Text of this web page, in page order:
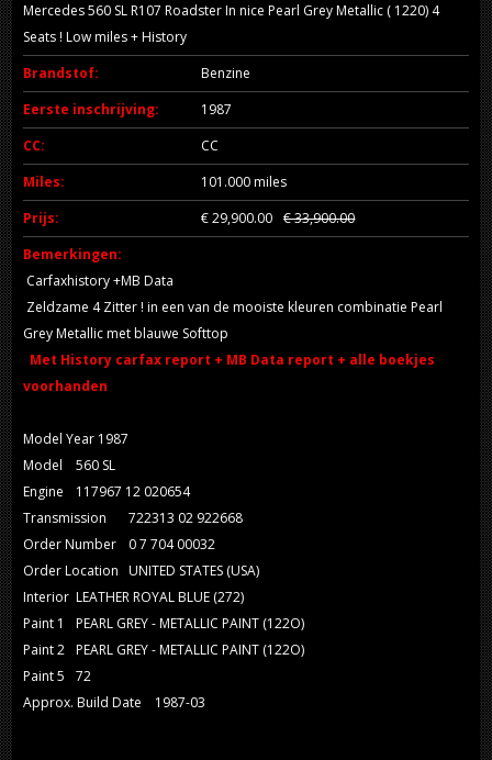
Mercedes 560 SL R107 Roadster In nice Pearl Grey Metallic ( 1220) 4
Seats ! Low miles + History
Brandstof:
Benzine
Eerste inschrijving:
1987
CC:
CC
Miles:
101.000 miles
Prijs:
€ 29,900.00
€ 33,900.00
Bemerkingen:
Carfaxhistory +MB Data
Zeldzame 4 Zitter ! in een van de mooiste kleuren combinatie Pearl
Grey Metallic met blauwe Softtop
Met History carfax report + MB Data report + alle boekjes
voorhanden
Model Year 1987
Model
560 SL
Engine
117967 12 020654
Transmission
722313 02 922668
Order Number
0 7 704 00032
Order Location
UNITED STATES (USA)
Interior LEATHER ROYAL BLUE (272)
Paint 1
PEARL GREY - METALLIC PAINT (122O)
Paint 2
PEARL GREY - METALLIC PAINT (122O)
Paint 5
72
Approx. Build Date
1987-03